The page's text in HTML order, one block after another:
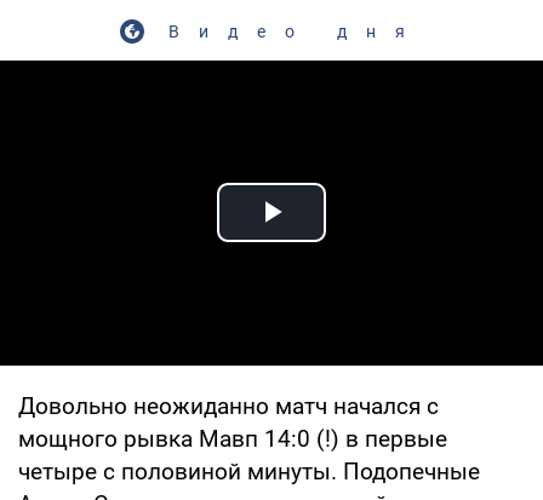
Видео дня
Play Video
Довольно неожиданно матч начался с
мощного рывка Мавп 14:0 (!) в первые
четыре с половиной минуты. Подопечные